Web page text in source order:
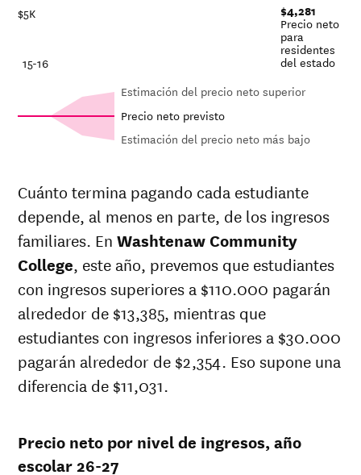
$5K
15-16
$4,281
Precio neto
para
residentes
del estado
Estimación del precio neto superior
Precio neto previsto
Estimación del precio neto más bajo
Year
state price
at
Washtenaw
Community
College
sticker
price at
Washtenaw
Community
College
sticker
price at
Washtenaw
Community
College
26-
27
$4,281 $25,610
$27,556
26
$4,050 $24,228
$26,100
24-
25
$3,832 $22,920
$24,720
22- $3,588 $20,254
$21,934
Cuánto termina pagando cada estudiante
depende, al menos en parte, de los ingresos
familiares. EnWashtenaw Community
College, este año, prevemos que estudiantes
con ingresos superiores a $110.000 pagarán
alrededor de $13,385, mientras que
estudiantes con ingresos inferiores a $30.000
pagarán alrededor de $2,354. Eso supone una
diferencia de $11,031.
Precio neto por nivel de ingresos, año
escolar 26-27